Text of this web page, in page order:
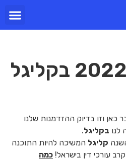
כאן וזו בדיוק ההזדמנות שלנו
לנו בקליגל.
קליגל המשיכה להיות התוכנה
עורכי דין בישראל! כמה